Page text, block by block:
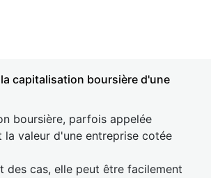
capitalisation boursière d'une
boursière, parfois appelée
la valeur d'une entreprise cotée
des cas, elle peut être facilement